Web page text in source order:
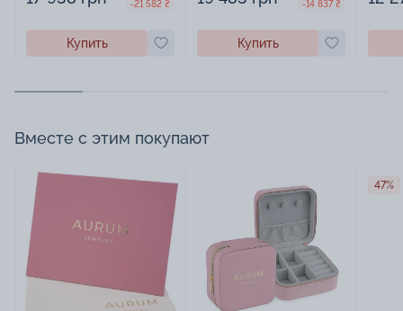
-21 582 ₴
Купить
-14 837 ₴
Купить
Вместе с этим покупают
47%